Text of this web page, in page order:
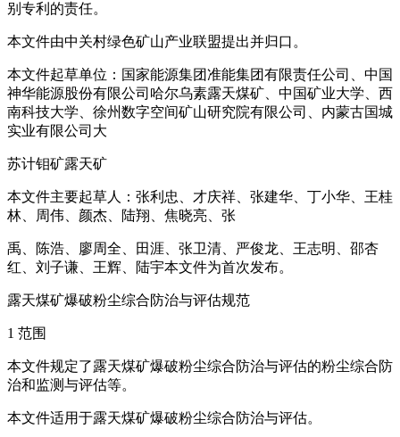
别专利的责任。
本文件由中关村绿色矿山产业联盟提出并归口。
本文件起草单位：国家能源集团准能集团有限责任公司、中国
神华能源股份有限公司哈尔乌素露天煤矿、中国矿业大学、西
南科技大学、徐州数字空间矿山研究院有限公司、内蒙古国城
实业有限公司大
苏计钼矿露天矿
本文件主要起草人：张利忠、才庆祥、张建华、丁小华、王桂
林、周伟、颜杰、陆翔、焦晓亮、张
禹、陈浩、廖周全、田涯、张卫清、严俊龙、王志明、邵杏
红、刘子谦、王辉、陆宇本文件为首次发布。
露天煤矿爆破粉尘综合防治与评估规范
1 范围
本文件规定了露天煤矿爆破粉尘综合防治与评估的粉尘综合防
治和监测与评估等。
本文件适用于露天煤矿爆破粉尘综合防治与评估。